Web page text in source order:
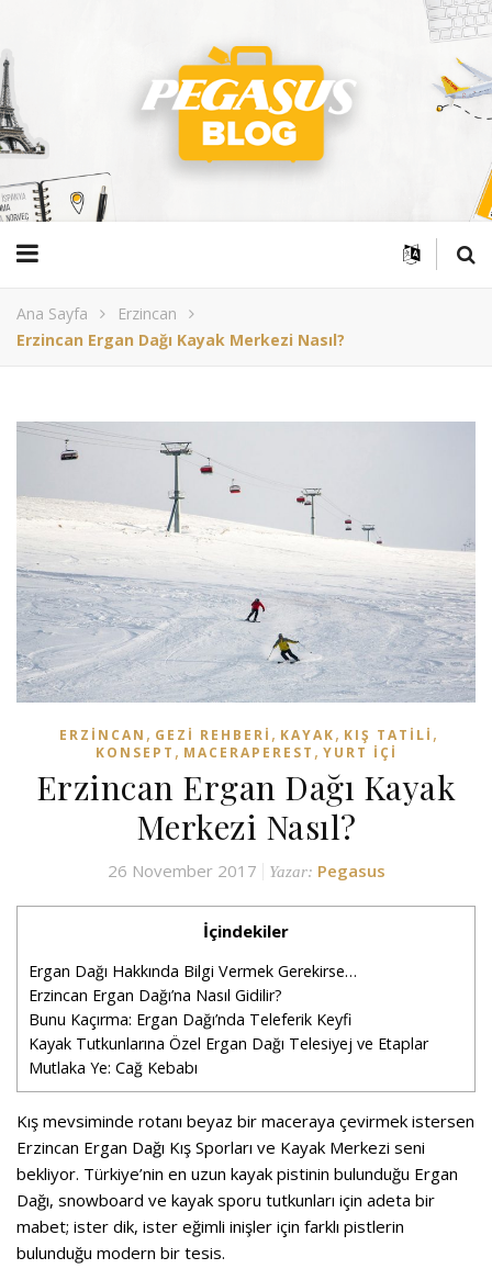
Ana Sayfa
Erzincan
Erzincan Ergan Dağı Kayak Merkezi Nasıl?
ERZINCAN , GEZI REHBERI , KAYAK, KIŞ TATILI ,
KONSEPT , MACERAPEREST , YURT İÇI
Erzincan Ergan Dağı Kayak
Merkezi Nasıl?
26 November 2017 Yazar: Pegasus
İçindekiler
Ergan Dağı Hakkında Bilgi Vermek Gerekirse…
Erzincan Ergan Dağı’na Nasıl Gidilir?
Bunu Kaçırma: Ergan Dağı’nda Teleferik Keyfi
Kayak Tutkunlarına Özel Ergan Dağı Telesiyej ve Etaplar
Mutlaka Ye: Cağ Kebabı
Kış mevsiminde rotanı beyaz bir maceraya çevirmek istersen
Erzincan Ergan Dağı Kış Sporları ve Kayak Merkezi seni
bekliyor. Türkiye’nin en uzun kayak pistinin bulunduğu Ergan
Dağı, snowboard ve kayak sporu tutkunları için adeta bir
mabet; ister dik, ister eğimli inişler için farklı pistlerin
bulunduğu modern bir tesis.